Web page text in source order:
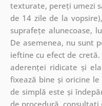
texturate, pereți umezi
de 14 zile de la
suprafețe alunecoase,
De asemenea, nu sunt
ieftine cu efect de
aderenței ridicate și
fixează bine și oricine
de simplă este și
de procedură,